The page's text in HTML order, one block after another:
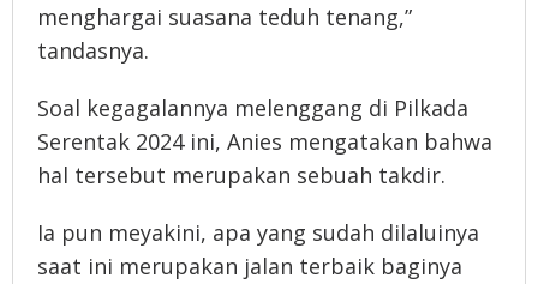
menghargai suasana teduh tenang,”
tandasnya.
Soal kegagalannya melenggang di Pilkada
Serentak 2024 ini, Anies mengatakan bahwa
hal tersebut merupakan sebuah takdir.
Ia pun meyakini, apa yang sudah dilaluinya
saat ini merupakan jalan terbaik baginya